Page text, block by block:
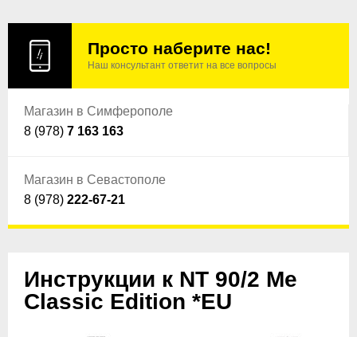
Просто наберите нас!
Наш консультант ответит на все вопросы
Магазин в Симферополе
8 (978) 7 163 163
Магазин в Севастополе
8 (978) 222-67-21
Инструкции к NT 90/2 Me
Classic Edition *EU